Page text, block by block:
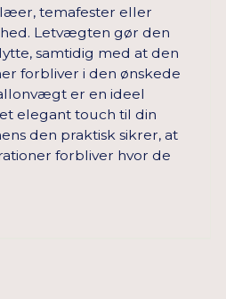
temafester eller
Letvægten gør den
samtidig med at den
forbliver i den ønskede
er en ideel
elegant touch til din
den praktisk sikrer, at
forbliver hvor de